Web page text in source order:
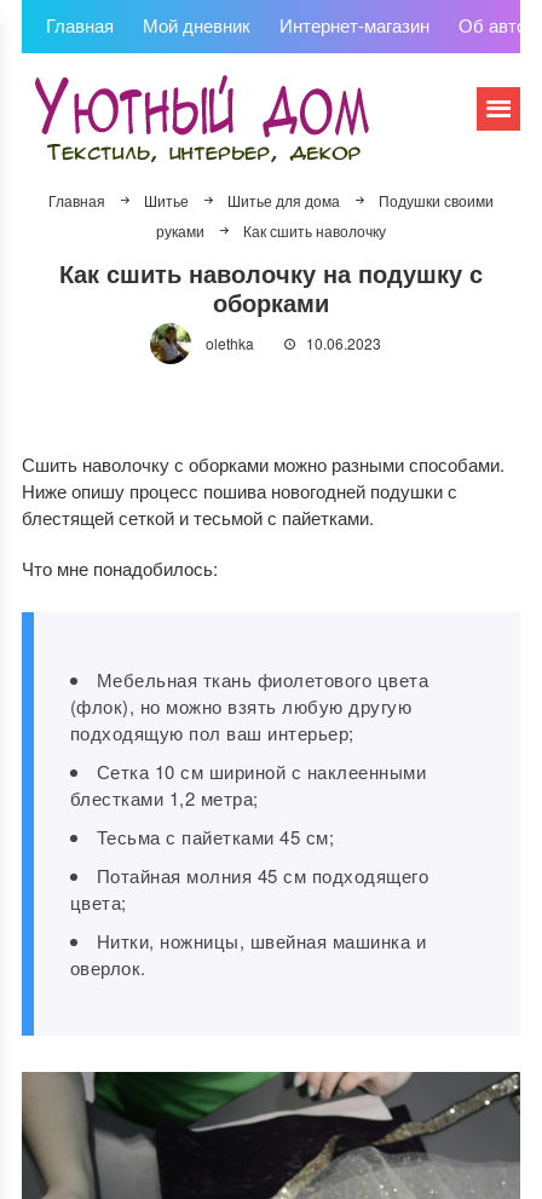
Главная Мой дневник Интернет-магазин Об
Главная Шитье Шитье для дома
Подушки своими
руками
Как сшить наволочку
Как сшить наволочку на подушку с
оборками
olethka 10.06.2023
Сшить наволочку с оборками можно разными способами.
Ниже опишу процесс пошива новогодней подушки с
блестящей сеткой и тесьмой с пайетками.
Что мне понадобилось:
Мебельная ткань фиолетового цвета
(флок), но можно взять любую другую
подходящую пол ваш интерьер;
Сетка 10 см шириной с наклеенными
блестками 1,2 метра;
Тесьма с пайетками 45 см;
Потайная молния 45 см подходящего
цвета;
Нитки, ножницы, швейная машинка и
оверлок.